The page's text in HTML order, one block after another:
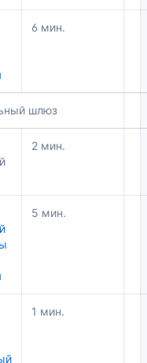
6 мин.
шлюз
2 мин.
5 мин.
1 мин.